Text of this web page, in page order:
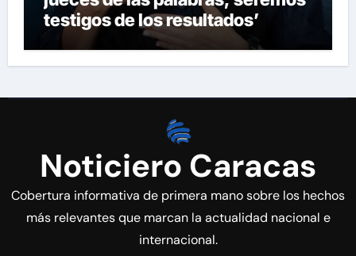
testigos de los resultados’
Noticiero Caracas
Cobertura informativa de primera mano sobre los hechos
más relevantes que marcan la actualidad nacional e
internacional.